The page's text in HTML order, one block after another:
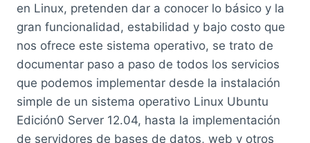
en Linux, pretenden dar a conocer lo básico y la
gran funcionalidad, estabilidad y bajo costo que
nos ofrece este sistema operativo, se trato de
documentar paso a paso de todos los servicios
que podemos implementar desde la instalación
simple de un sistema operativo Linux Ubuntu
Edición0 Server 12.04, hasta la implementación
de servidores de bases de datos, web y otros